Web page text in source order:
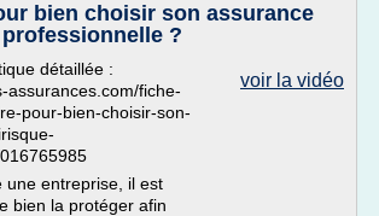
bien choisir son assurance
?
voir la vidéo
détaillée :
assurances.com/fiche-
pour-bien-choisir-son-
une entreprise, il est
bien la protéger afin